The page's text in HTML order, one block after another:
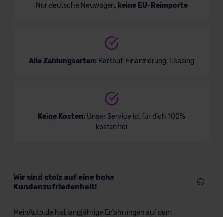
Nur deutsche Neuwagen, keine EU-Reimporte
Alle Zahlungsarten: Barkauf, Finanzierung, Leasing
Keine Kosten: Unser Service ist für dich 100%
kostenfrei
Wir sind stolz auf eine hohe
Kundenzufriedenheit!
MeinAuto.de hat langjährige Erfahrungen auf dem